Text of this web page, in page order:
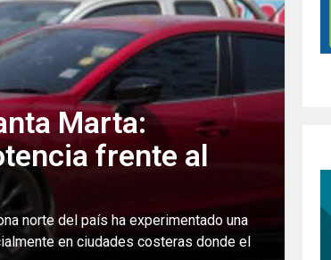
Marta:
frente al
norte del país ha experimentado una
en ciudades costeras donde el